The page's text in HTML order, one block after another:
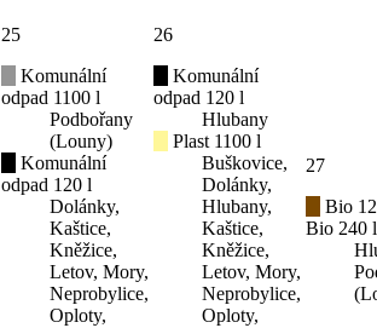
25
Komunální
odpad 1100 l
Podbořany
(Louny)
Komunální
odpad 120 l
Dolánky,
Kaštice,
Kněžice,
Letov, Mory,
Neprobylice,
Oploty,
26
Komunální
odpad 120 l
Hlubany
Plast 1100 l
Buškovice,
Dolánky,
Hlubany,
Kaštice,
Kněžice,
Letov, Mory,
Neprobylice,
Oploty,
27
Bio
Bio 240 l